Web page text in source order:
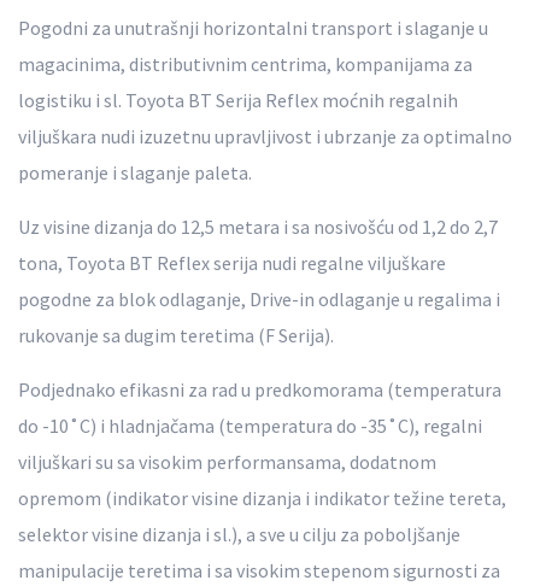
Pogodni za unutrašnji horizontalni transport i slaganje u
magacinima, distributivnim centrima, kompanijama za
logistiku i sl. Toyota BT Serija Reflex moćnih regalnih
viljuškara nudi izuzetnu upravljivost i ubrzanje za optimalno
pomeranje i slaganje paleta.
Uz visine dizanja do 12,5 metara i sa nosivošću od 1,2 do 2,7
tona, Toyota BT Reflex serija nudi regalne viljuškare
pogodne za blok odlaganje, Drive-in odlaganje u regalima i
rukovanje sa dugim teretima (F Serija).
Podjednako efikasni za rad u predkomorama (temperatura
do -10˚C) i hladnjačama (temperatura do -35˚C), regalni
viljuškari su sa visokim performansama, dodatnom
opremom (indikator visine dizanja i indikator težine tereta,
selektor visine dizanja i sl.), a sve u cilju za poboljšanje
manipulacije teretima i sa visokim stepenom sigurnosti za